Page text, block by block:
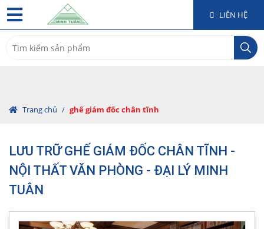
LIÊN HỆ
for:
Trang chủ / ghế giám đốc chân tĩnh
LƯU TRỮ GHẾ GIÁM ĐỐC CHÂN TĨNH -
NỘI THẤT VĂN PHÒNG - ĐẠI LÝ MINH
TUÂN